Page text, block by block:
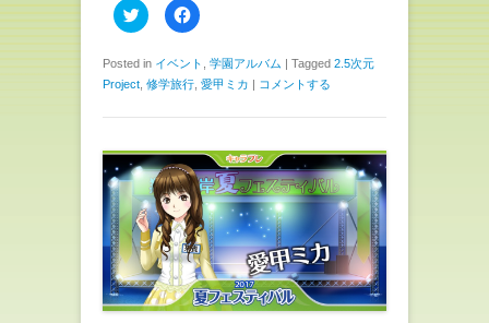
ク
リ
し
て
T
i
e
r
で
共
有
(
新
し
い
ウ
ィ
ン
ド
F
a
b
o
o
で
す
る
に
は
ク
リ
ッ
ク
し
て
く
だ
さ
Posted in イベント 学園アルバム | Tagged 2.5次元
Project 修学旅行 愛甲ミカ | コメントする